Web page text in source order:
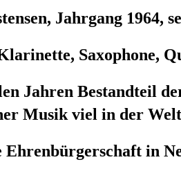
Jahrgang 1964,
Saxophone,
Jahren Bestandteil
Musik viel in der
Ehrenbürgerschaft in